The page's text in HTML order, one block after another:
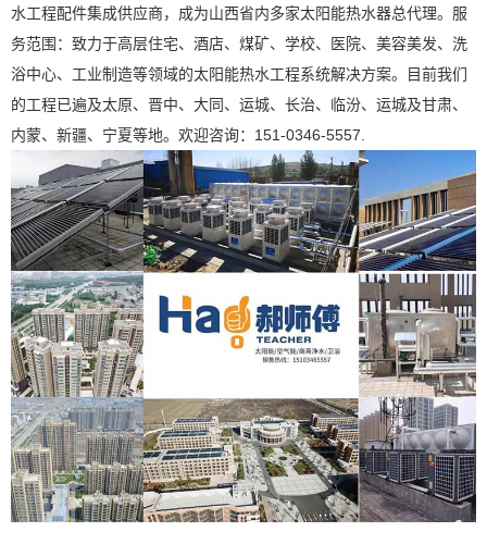
水工程配件集成供应商，成为山西省内多家太阳能热水器总代理。服
务范围：致力于高层住宅、酒店、煤矿、学校、医院、美容美发、洗
浴中心、工业制造等领域的太阳能热水工程系统解决方案。目前我们
的工程已遍及太原、晋中、大同、运城、长治、临汾、运城及甘肃、
内蒙、新疆、宁夏等地。欢迎咨询：151-0346-5557.